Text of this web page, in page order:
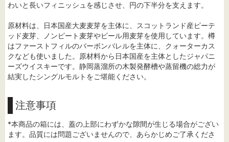
わいと長いフィニッシュを感じさせ、円の下半分を支えます。
原材料は、日本国産大麦麦芽を主体に、スコットランド産ピーテ
ッド麦芽、ノンピート麦芽やビール用麦芽を使用しています。樽
はファーストフィルのバーボンバレルを主体に、クォーターカス
クなども使いました。原材料から日本国産を主体としたジャパニ
ーズウイスキーです。静岡蒸溜所の木製発酵槽や蒸留機の総力が
結実したシングルモルトをご堪能ください。
注意事項
*本商品の箱には、蓋の上部にわずかな隙間が生じる場合がござい
ます。品質には問題ございませんので、あらかじめご了承くださ